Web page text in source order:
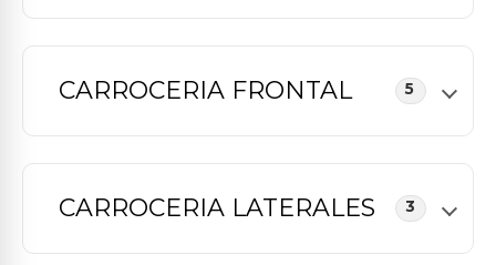
CARROCERIA FRONTAL 5
CARROCERIA LATERALES 3